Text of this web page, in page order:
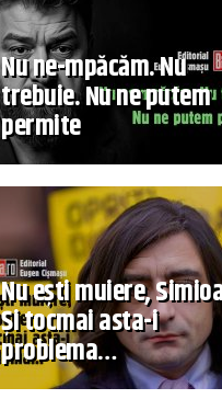
Nu ne-mpăcăm. Nu
trebuie. Nu ne putem
permite
Nu ești muiere,
Și tocmai asta-i
problema…